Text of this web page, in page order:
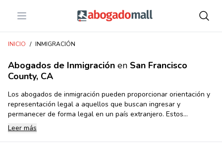
Open menu Abogadomall
INICIO / INMIGRACIÓN
Abogados de Inmigración en San Francisco
County, CA
Los abogados de inmigración pueden proporcionar orientación y
representación legal a aquellos que buscan ingresar y
permanecer de forma legal en un país extranjero. Estos
abogados ayudan a los solicitantes con los trámites de
inmigración, incluyendo la solicitud de la residencia permanente,
permiso de trabajo, la obtención de visa temporal, la defensa de
Leer más